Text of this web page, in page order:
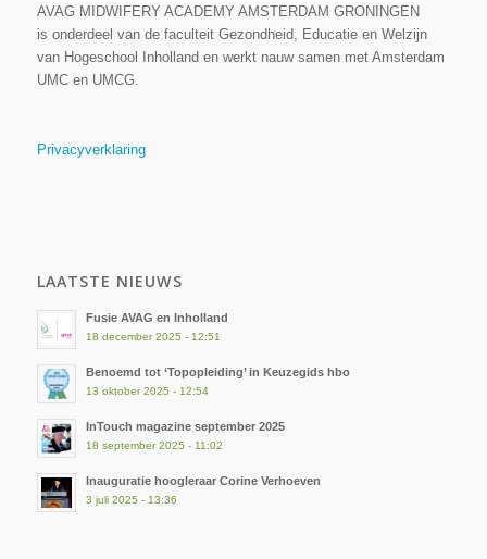
AVAG MIDWIFERY ACADEMY AMSTERDAM GRONINGEN
is onderdeel van de faculteit Gezondheid, Educatie en Welzijn
van Hogeschool Inholland en werkt nauw samen met Amsterdam
UMC en UMCG.
Privacyverklaring
LAATSTE NIEUWS
Fusie AVAG en Inholland
18 december 2025 - 12:51
Benoemd tot ‘Topopleiding’ in Keuzegids hbo
13 oktober 2025 - 12:54
InTouch magazine september 2025
18 september 2025 - 11:02
Inauguratie hoogleraar Corine Verhoeven
3 juli 2025 - 13:36